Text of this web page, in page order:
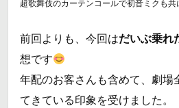
超歌舞伎のカーテンコールで初音ミクも共
前回よりも、今回はだいぶ乗れ
想です
年配のお客さんも含めて、劇場
てきている印象を受けました。